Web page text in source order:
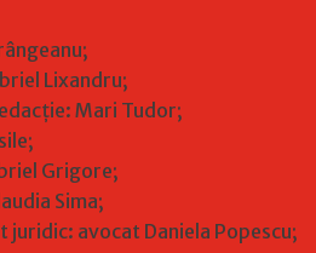
Lixandru;
Mari Tudor;
Grigore;
Sima;
avocat Daniela Popescu;